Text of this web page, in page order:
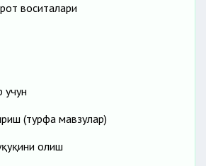
воситалари
учун
(турфа мавзулар)
олиш